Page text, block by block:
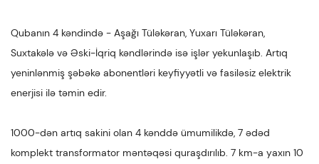
Qubanın 4 kəndində - Aşağı Tüləkəran, Yuxarı Tüləkəran,
Suxtakələ və Əski-İqriq kəndlərində isə işlər yekunlaşıb. Artıq
yeninlənmiş şəbəkə abonentləri keyfiyyətli və fasiləsiz elektrik
enerjisi ilə təmin edir.
1000-dən artıq sakini olan 4 kənddə ümumilikdə, 7 ədəd
komplekt transformator məntəqəsi quraşdırılıb. 7 km-a yaxın 10